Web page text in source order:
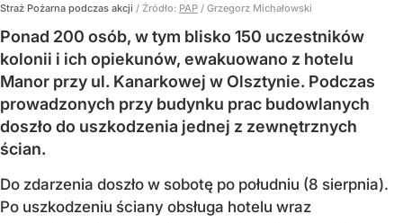
Straż Pożarna podczas akcji / Źródło: PAP / Grzegorz Michałowski
Ponad 200 osób, w tym blisko 150 uczestników
kolonii i ich opiekunów, ewakuowano z hotelu
Manor przy ul. Kanarkowej w Olsztynie. Podczas
prowadzonych przy budynku prac budowlanych
doszło do uszkodzenia jednej z zewnętrznych
ścian.
Do zdarzenia doszło w sobotę po południu (8 sierpnia).
Po uszkodzeniu ściany obsługa hotelu wraz